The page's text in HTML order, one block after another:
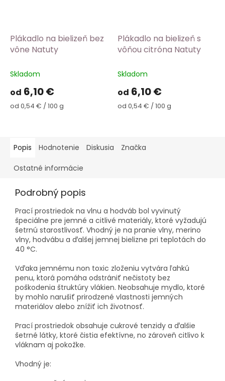
Plákadlo na bielizeň bez
vône Natuty
Skladom
od 6,10 €
Jednotková
od 0,54 € / 100 g
Plákadlo na bielizeň s
vôňou citróna Natuty
Skladom
od 6,10 €
Jednotková
od 0,54 € / 100 g
Popis Hodnotenie Diskusia Značka
Ostatné informácie
Podrobný popis
Prací prostriedok na vlnu a hodváb bol vyvinutý
špeciálne pre jemné a citlivé materiály, ktoré vyžadujú
šetrnú starostlivosť. Vhodný je na pranie vlny, merino
vlny, hodvábu a ďalšej jemnej bielizne pri teplotách do
40 °C.
Vďaka jemnému non toxic zloženiu vytvára ľahkú
penu, ktorá pomáha odstrániť nečistoty bez
poškodenia štruktúry vlákien. Neobsahuje mydlo, ktoré
by mohlo narušiť prirodzené vlastnosti jemných
materiálov alebo znížiť ich životnosť.
Prací prostriedok obsahuje cukrové tenzidy a ďalšie
šetrné látky, ktoré čistia efektívne, no zároveň citlivo k
vláknam aj pokožke.
Vhodný je: